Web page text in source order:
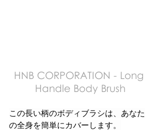
HNB CORPORATION - Long
Handle Body Brush
この長い柄のボディブラシは、あなた
の全身を簡単にカバーします。